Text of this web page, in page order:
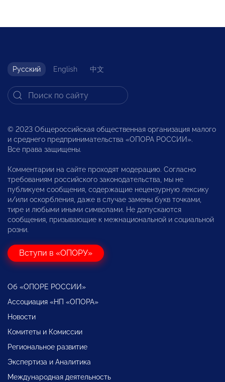
Русский English 中文
© 2023 Общероссийская общественная организация малого
и среднего предпринимательства «ОПОРА РОССИИ».
Все права защищены.
Комментарии на сайте проходят модерацию. Согласно
требованиям российского законодательства, мы не
публикуем сообщения, содержащие нецензурную лексику
и/или оскорбления, даже в случае замены букв точками,
тире и любыми иными символами. Не допускаются
сообщения, призывающие к межнациональной и социальной
розни.
Вступи в «ОПОРУ»
Об «ОПОРЕ РОССИИ»
Ассоциация «НП «ОПОРА»
Новости
Комитеты и Комиссии
Региональное развитие
Экспертиза и Аналитика
Международная деятельность